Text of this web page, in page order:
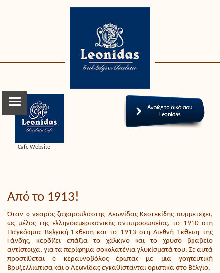
Cafe Website
Από το 1913!
Όταν ο νεαρός ζαχαροπλάστης Λεωνίδας Κεστεκίδης συμμετέχει,
ως μέλος της ελληνοαμερικανικής αντιπροσωπείας, το 1910 στη
Παγκόσμια Βελγική Έκθεση και το 1913 στη Διεθνή Έκθεση της
Γάνδης, κερδίζει επάξια το χάλκινο και το χρυσό βραβείο
αντίστοιχα, για τα περίφημα σοκολατένια γλυκίσματά του. Σε αυτά
προστίθεται ο κεραυνοβόλος έρωτας με μια γοητευτική
Βρυξελλιώτισα και ο Λεωνίδας εγκαθίστανται οριστικά στο Βέλγιο.